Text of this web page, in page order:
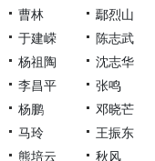
曹林
鄢烈山
于建嵘
陈志武
杨祖陶
沈志华
李昌平
张鸣
杨鹏
邓晓芒
马玲
王振东
熊培云
秋风